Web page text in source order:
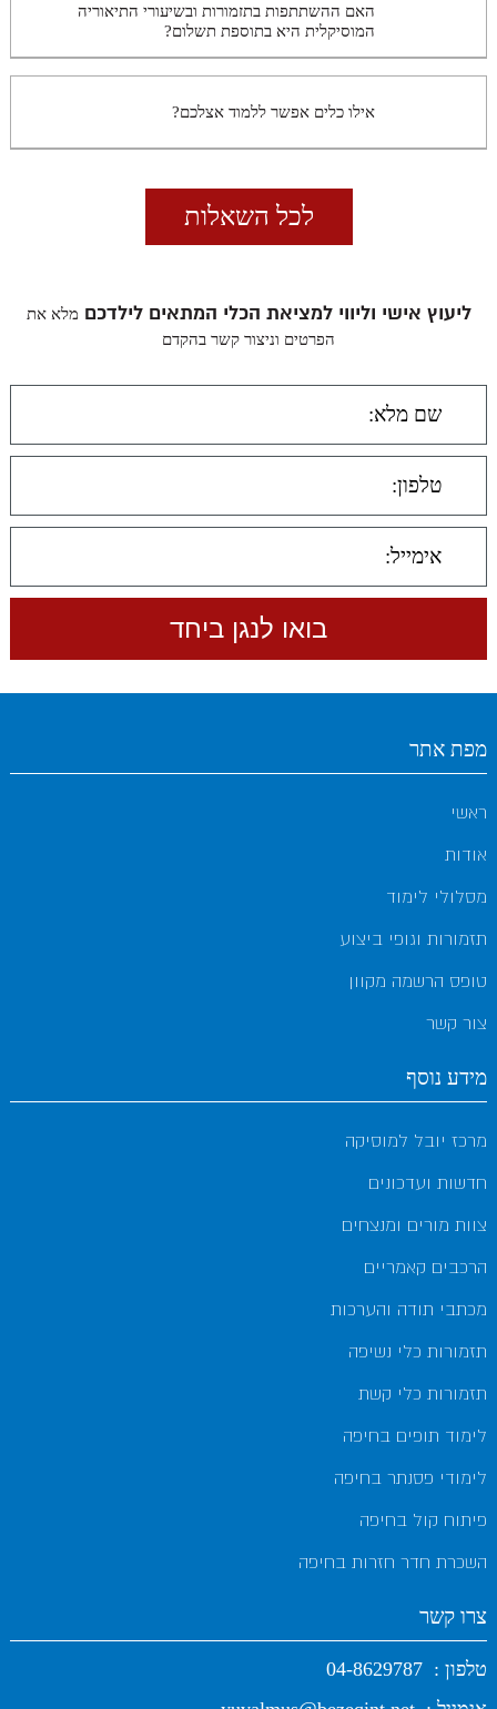
האם ההשתתפות בתזמורות ובשיעורי התיאוריה
המוסיקלית היא בתוספת תשלום?
אילו כלים אפשר ללמוד אצלכם?
לכל השאלות
ליעוץ אישי וליווי למציאת הכלי המתאים לילדכם מלא את
הפרטים וניצור קשר בהקדם
מפת אתר
ראשי
אודות
מסלולי לימוד
תזמורות וגופי ביצוע
טופס הרשמה מקוון
צור קשר
מידע נוסף
מרכז יובל למוסיקה
חדשות ועדכונים
צוות מורים ומנצחים
הרכבים קאמריים
מכתבי תודה והערכות
תזמורות כלי נשיפה
תזמורות כלי קשת
לימוד תופים בחיפה
לימודי פסנתר בחיפה
פיתוח קול בחיפה
השכרת חדר חזרות בחיפה
צרו קשר
טלפון : 04-8629787